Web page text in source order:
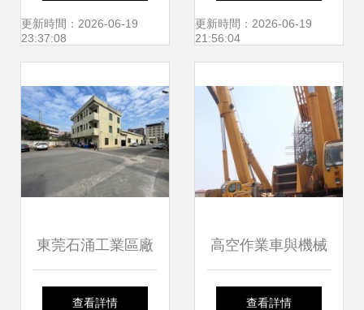
劃書
更新時間：2026-06-19
23:37:08
昭晨機械設備租賃
更新時間：2026-06-19
21:56:04
東莞石涌工業區廠
房綜合指南 租賃、
查看詳情
高空作業車與機械
設備租賃 提升施工
查看詳情